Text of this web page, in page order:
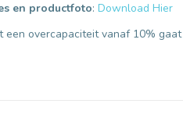
en productfoto: Download Hier
een overcapaciteit vanaf 10%